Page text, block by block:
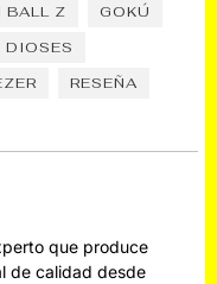
BALL Z
GOKÚ
DIOSES
RESEÑA
que produce
de calidad desde